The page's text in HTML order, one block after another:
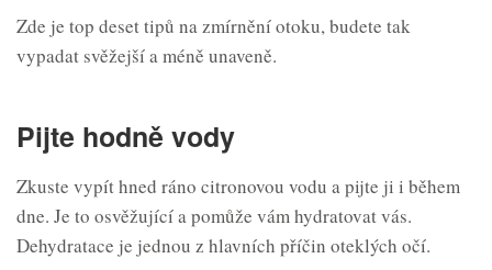
Zde je top deset tipů na zmírnění otoku, budete tak
vypadat svěžejší a méně unaveně.
Pijte hodně vody
Zkuste vypít hned ráno citronovou vodu a pijte ji i během
dne. Je to osvěžující a pomůže vám hydratovat vás.
Dehydratace je jednou z hlavních příčin oteklých očí.